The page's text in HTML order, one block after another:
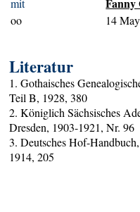
mit Fanny
oo 14
Literatur
1. Gothaisches
Teil B, 1928, 380
2. Königlich Sächsisches
Dresden, 1903-1921, Nr. 96
3. Deutsches Hof-
1914, 205